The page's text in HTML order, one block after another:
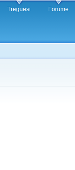
Treguesi Forume